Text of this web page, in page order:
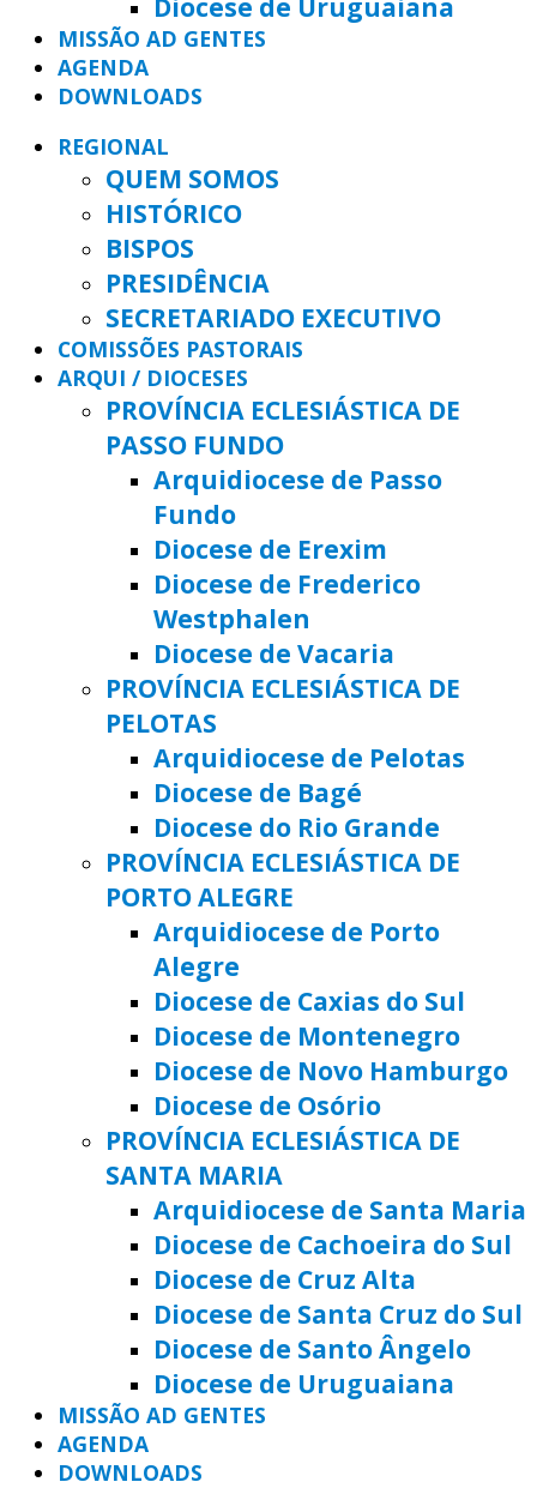
MISSÃO AD GENTES
AGENDA
DOWNLOADS
REGIONAL
QUEM SOMOS
HISTÓRICO
BISPOS
PRESIDÊNCIA
SECRETARIADO EXECUTIVO
COMISSÕES PASTORAIS
ARQUI / DIOCESES
PROVÍNCIA ECLESIÁSTICA DE
PASSO FUNDO
Arquidiocese de Passo
Fundo
Diocese de Erexim
Diocese de Frederico
Westphalen
Diocese de Vacaria
PROVÍNCIA ECLESIÁSTICA DE
PELOTAS
Arquidiocese de Pelotas
Diocese de Bagé
Diocese do Rio Grande
PROVÍNCIA ECLESIÁSTICA DE
PORTO ALEGRE
Arquidiocese de Porto
Alegre
Diocese de Caxias do Sul
Diocese de Montenegro
Diocese de Novo Hamburgo
Diocese de Osório
PROVÍNCIA ECLESIÁSTICA DE
SANTA MARIA
Arquidiocese de Santa Maria
Diocese de Cachoeira do Sul
Diocese de Cruz Alta
Diocese de Santa Cruz do Sul
Diocese de Santo Ângelo
Diocese de Uruguaiana
MISSÃO AD GENTES
AGENDA
DOWNLOADS